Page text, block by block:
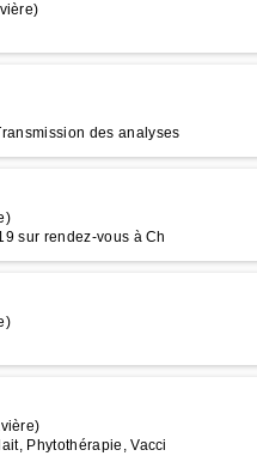
des analyses
sur rendez-vous à Ch
Phytothérapie, Vacci